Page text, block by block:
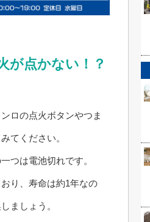
が点かない！？
ロの点火ボタンやつま
てください。
つは電池切れです。
り、寿命は約1年なの
ましょう。